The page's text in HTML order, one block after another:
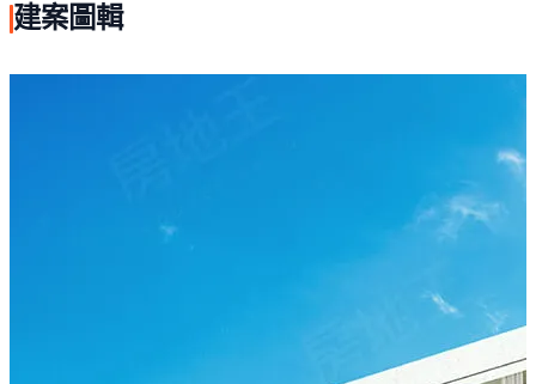
建案圖輯